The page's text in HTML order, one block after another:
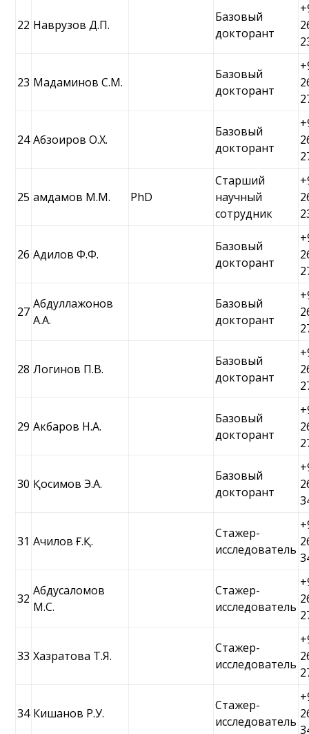
22 Наврузов Д.П.
Базовый
докторант
23 Мадаминов С.М.
Базовый
докторант
24 Абзоиров О.Х.
Базовый
докторант
25 Ҳамдамов М.М. PhD
Старший
научный
сотрудник
26 Адилов Ф.Ф.
Базовый
докторант
27
Абдуллажонов
А.А.
Базовый
докторант
28 Логинов П.В.
Базовый
докторант
29 Акбаров Н.А.
Базовый
докторант
30 Қосимов Э.А.
Базовый
докторант
31 Ачилов Ғ.Қ.
Стажер-
исследователь
32
Абдусаломов
М.С.
Стажер-
исследователь
33 Хазратова Т.Я.
Стажер-
исследователь
34 Кишанов Р.У.
Стажер-
исследователь